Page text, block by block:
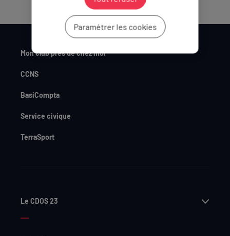
Mon club près de chez moi
CCNS
BasiCompta
Service civique
TerraSport
Le CDOS 23
Paramétrer les cookies